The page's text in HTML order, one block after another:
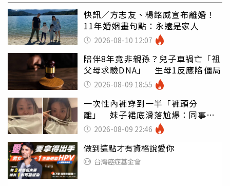
快訊／方志友、楊銘威宣布離婚！
11年婚姻畫句點：永遠是家人
2026-08-10 12:07
陪伴8年竟非親孫？兒子車禍亡「祖
父母求驗DNA」 生母1反應陷僵局
2026-08-09 18:55
一次性內褲穿到一半「褲頭分
離」 妹子裙底滑落尬爆：同事全
看光2026-08-09 22:46
做到這點才有資格說愛你
台灣癌症基金會